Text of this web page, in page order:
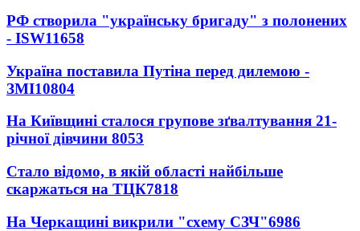
РФ створила "українську бригаду" з полонених
- ISW11658
Україна поставила Путіна перед дилемою -
ЗМІ10804
На Київщині сталося групове зґвалтування 21-
річної дівчини 8053
Стало відомо, в якій області найбільше
скаржаться на ТЦК7818
На Черкащині викрили "схему СЗЧ"6986